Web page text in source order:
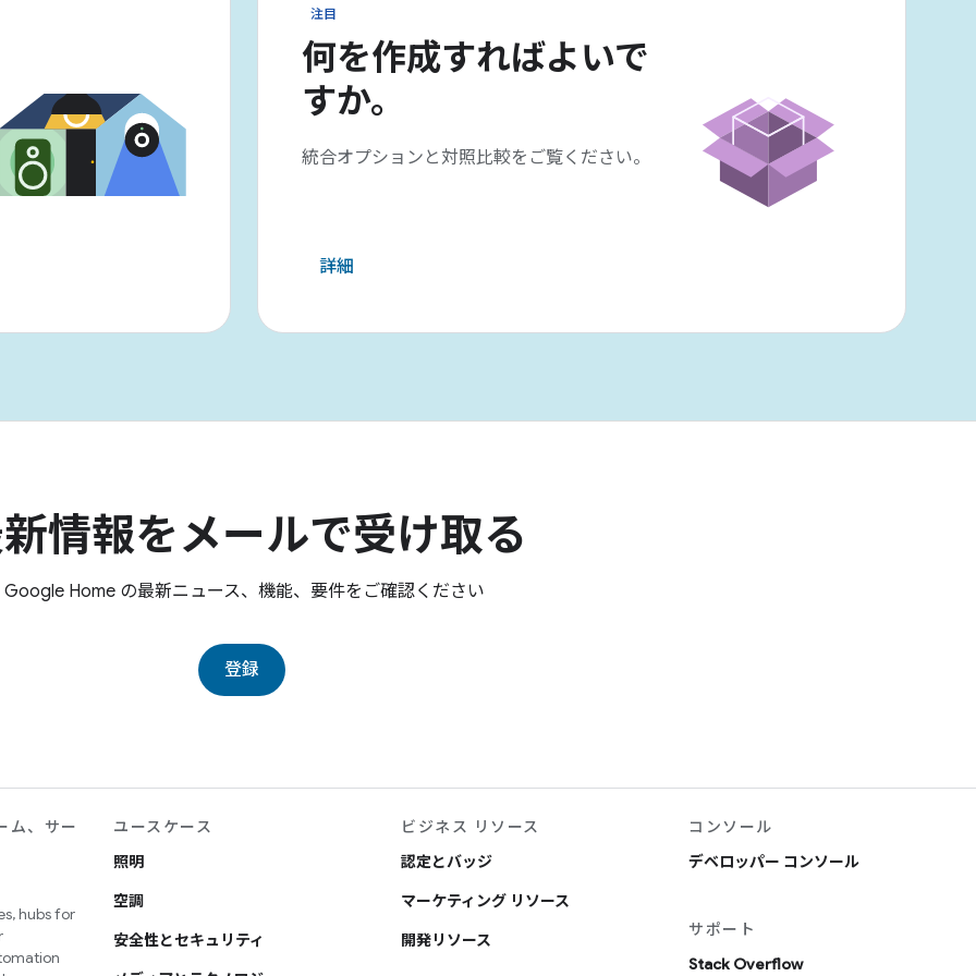
注目
何を作成すればよいで
すか。
統合オプションと対照比較をご覧ください。
詳細
情報をメールで受け取る
Google Home の最新ニュース、機能、要件をご確認ください
登録
ム、サー
hubs for
ユースケース
照明
空調
安全性とセキュリティ
ビジネス リソース
認定とバッジ
マーケティング リソース
開発リソース
コンソール
デベロッパー コンソール
サポート
Stack Overflow